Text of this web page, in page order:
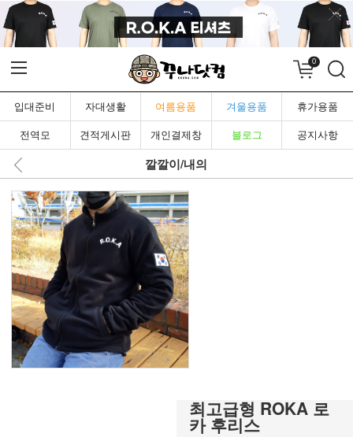
0
입대준비 자대생활 여름용품 겨울용품 휴가용품
전역모 견적게시판 개인결제창 블로그 공지사항
깔깔이/내의
최고급형 ROKA 로
카 후리스